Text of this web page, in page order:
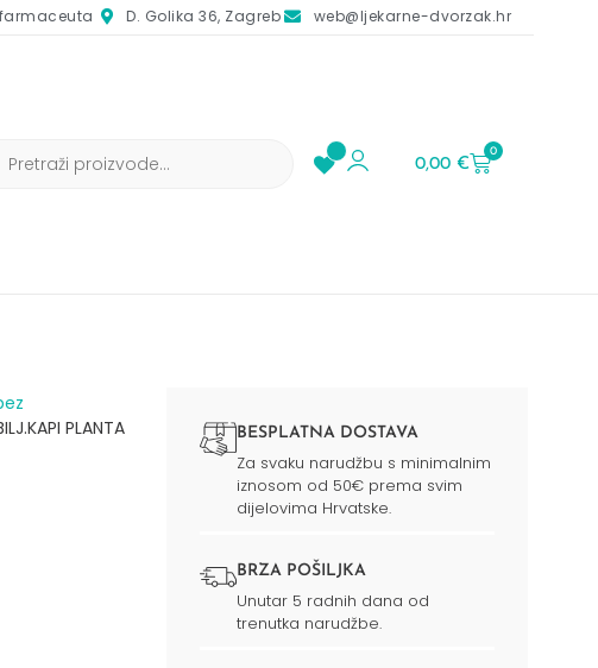
D. Golika 36, Zagreb web@ljekarne-dvorzak.hr
0,00€
0
PLANTA
BESPLATNA DOSTAVA
Za svaku narudžbu s minimalnim
iznosom od 50€ prema svim
dijelovima Hrvatske.
BRZA POŠILJKA
Unutar 5 radnih dana od
trenutka narudžbe.